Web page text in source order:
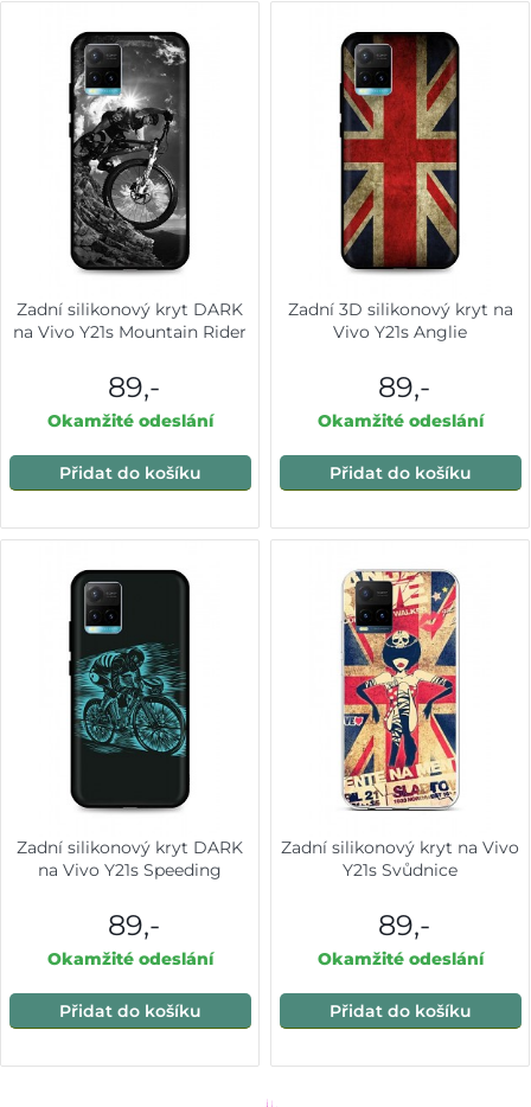
Zadní silikonový kryt DARK
na Vivo Y21s Mountain Rider
89,-
Okamžité odeslání
Přidat do košíku
Zadní 3D silikonový kryt na
Vivo Y21s Anglie
89,-
Okamžité odeslání
Přidat do košíku
Zadní silikonový kryt DARK
na Vivo Y21s Speeding
89,-
Okamžité odeslání
Přidat do košíku
Zadní silikonový kryt na Vivo
Y21s Svůdnice
89,-
Okamžité odeslání
Přidat do košíku